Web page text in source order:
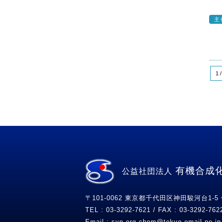
主
1
公益社団法人 有機合成
〒101-0062 東京都千代田区神田駿河台1-5
TEL : 03-3292-7621 / FAX : 03-3292-